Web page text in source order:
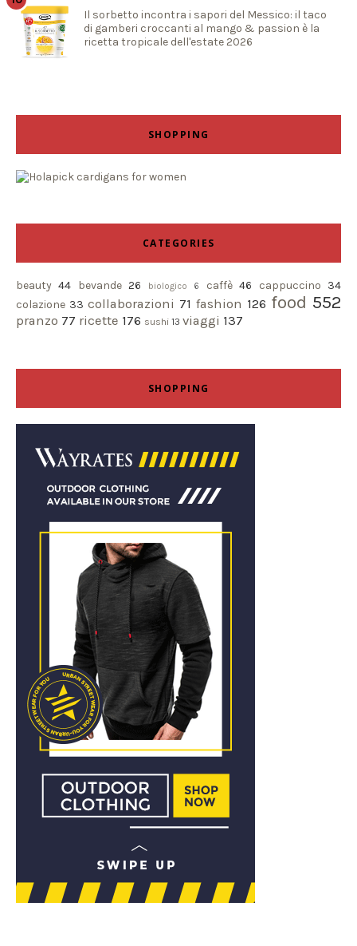
Il sorbetto incontra i sapori del Messico: il taco
di gamberi croccanti al mango & passion è la
ricetta tropicale dell'estate 2026
SHOPPING
CATEGORIES
beauty 44 bevande 26 biologico 6 caffè 46 cappuccino 34
colazione 33 collaborazioni 71 fashion 126 food 552
pranzo 77 ricette 176 sushi 13 viaggi 137
SHOPPING